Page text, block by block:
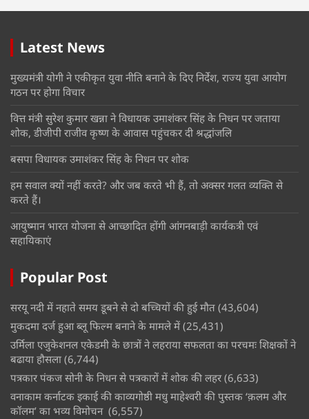
Latest News
मुख्यमंत्री योगी ने एकीकृत युवा नीति बनाने के दिए निर्देश, राज्य युवा आयोग
गठन पर होगा विचार
वित्त मंत्री सुरेश कुमार खन्ना ने विधायक उमाशंकर सिंह के निधन पर जताया
शोक, डीजीपी राजीव कृष्ण के आवास पहुंचकर दी श्रद्धांजलि
बसपा विधायक उमाशंकर सिंह के निधन पर शोक
हम सवाल क्यों नहीं करते? और जब करते भी हैं, तो अक्सर गलत व्यक्ति से
करते हैं।
आयुष्मान भारत योजना से आच्छादित होंगी आंगनबाड़ी कार्यकत्री एवं
सहायिकाएं
Popular Post
सरयू नदी में नहाते समय डूबने से दो बच्चियों की हुई मौत (43,604)
मुकदमा दर्ज हुआ ब्लू फिल्म बनाने के मामले में (25,431)
उर्मिला एजुकेशनल एकेडमी के छात्रों ने लहराया सफलता का परचमः शिक्षकों ने
बढाया हौसला (6,744)
पत्रकार पंकज सोनी के निधन से पत्रकारों में शोक की लहर (6,633)
वनाकाम कर्नाटक इकाई की काव्यगोष्ठी मधु माहेश्वरी की पुस्तक ‘क़लम और
कॉलम’ का भव्य विमोचन (6,557)